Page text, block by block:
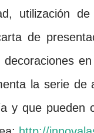
utilización
de
la serie
y que pueden